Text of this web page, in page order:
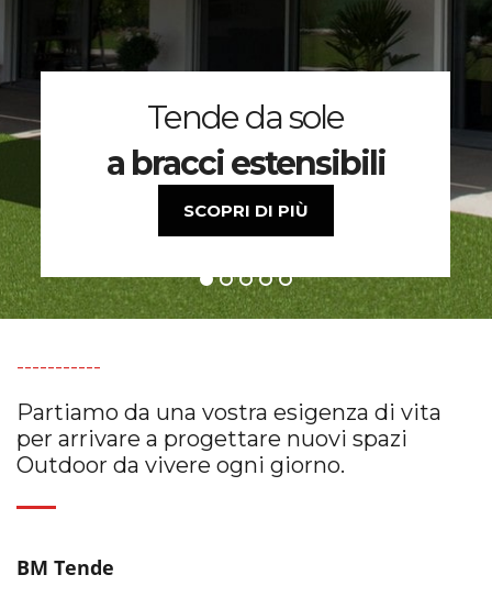
a bracci estensibili
Tende da sole
SCOPRI DI PIÙ
-----------
Partiamo da una vostra esigenza di vita
per arrivare a progettare nuovi spazi
Outdoor da vivere ogni giorno.
BM Tende